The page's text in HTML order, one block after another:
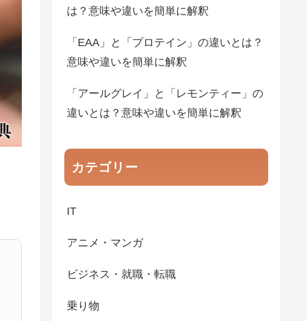
は？意味や違いを簡単に解釈
「EAA」と「プロテイン」の違いとは？
意味や違いを簡単に解釈
「アールグレイ」と「レモンティー」の
違いとは？意味や違いを簡単に解釈
カテゴリー
IT
アニメ・マンガ
ビジネス・就職・転職
乗り物